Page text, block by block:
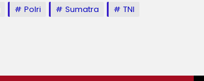
Polri Sumatra
TNI